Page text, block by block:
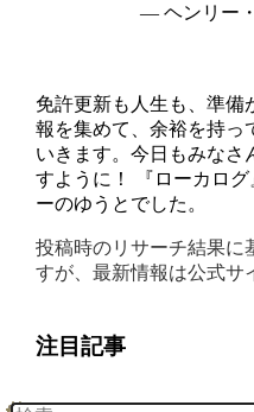
— ヘンリー
免許更新も人生も、準備
報を集めて、余裕を持っ
いきます。今日もみなさ
すように！ 『ローカロ
ーのゆうとでした。
投稿時のリサーチ結果に
すが、最新情報は公式サ
注目記事